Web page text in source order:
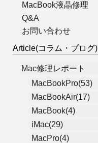
MacBook液晶修理
Q&A
お問い合わせ
Article(コラム・ブログ)
Mac修理レポート
MacBookPro(53)
MacBookAir(17)
MacBook(4)
iMac(29)
MacPro(4)